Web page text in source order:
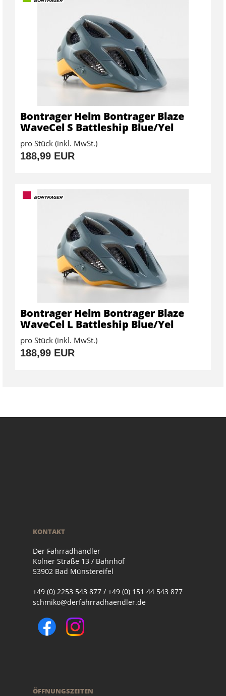
Bontrager Helm Bontrager Blaze
WaveCel S Battleship Blue/Yel
pro Stück (inkl. MwSt.)
188,99 EUR
Bontrager Helm Bontrager Blaze
WaveCel L Battleship Blue/Yel
pro Stück (inkl. MwSt.)
188,99 EUR
KONTAKT
Der Fahrradhändler
Kölner Straße 13 / Bahnhof
53902 Bad Münstereifel
+49 (0) 2253 543 877 / +49 (0) 151 44 543 877
schmiko@derfahrradhaendler.de
ÖFFNUNGSZEITEN